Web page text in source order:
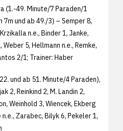
(1.-49. Minute/7 Paraden/1
7m und ab 49./3) – Semper 8,
n.e., Binder 1, Janke,
5, Hellmann n.e., Remke,
2/1; Trainer: Haber
und ab 51. Minute/4 Paraden),
2, Reinkind 2, M. Landin 2,
Weinhold 3, Wiencek, Ekberg
n.e., Zarabec, Bilyk 6, Pekeler 1,